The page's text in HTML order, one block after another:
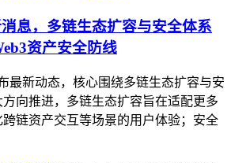
息，多链生态扩容与安全体系
资产安全防线
最新动态，核心围绕多链生态扩容与安
向推进，多链生态扩容旨在适配更多
链资产交互等场景的用户体验；安全